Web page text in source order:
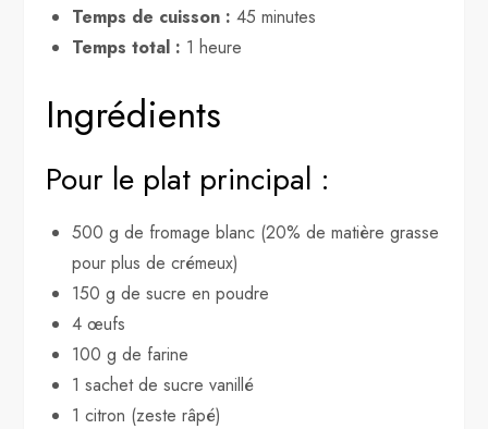
Temps de cuisson : 45 minutes
Temps total : 1 heure
Ingrédients
Pour le plat principal :
500 g de fromage blanc (20% de matière grasse
pour plus de crémeux)
150 g de sucre en poudre
4 œufs
100 g de farine
1 sachet de sucre vanillé
1 citron (zeste râpé)